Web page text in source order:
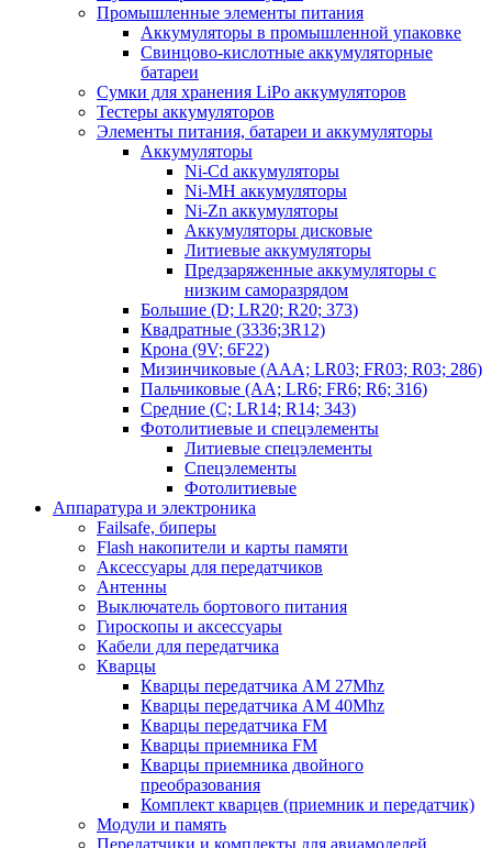
Промышленные элементы питания
Аккумуляторы в промышленной упаковке
Свинцово-кислотные аккумуляторные
батареи
Сумки для хранения LiPo аккумуляторов
Тестеры аккумуляторов
Элементы питания, батареи и аккумуляторы
Аккумуляторы
Ni-Cd аккумуляторы
Ni-MH аккумуляторы
Ni-Zn аккумуляторы
Аккумуляторы дисковые
Литиевые аккумуляторы
Предзаряженные аккумуляторы с
низким саморазрядом
Большие (D; LR20; R20; 373)
Квадратные (3336;3R12)
Крона (9V; 6F22)
Мизинчиковые (AAA; LR03; FR03; R03; 286)
Пальчиковые (AA; LR6; FR6; R6; 316)
Средние (C; LR14; R14; 343)
Фотолитиевые и спецэлементы
Литиевые спецэлементы
Спецэлементы
Фотолитиевые
Аппаратура и электроника
Failsafe, биперы
Flash накопители и карты памяти
Аксессуары для передатчиков
Антенны
Выключатель бортового питания
Гироскопы и аксессуары
Кабели для передатчика
Кварцы
Кварцы передатчика AM 27Mhz
Кварцы передатчика AM 40Mhz
Кварцы передатчика FM
Кварцы приемника FM
Кварцы приемника двойного
преобразования
Комплект кварцев (приемник и передатчик)
Модули и память
Передатчики и комплекты для авиамоделей